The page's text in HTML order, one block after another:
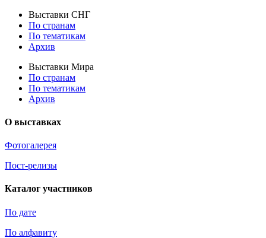
Выставки СНГ
По странам
По тематикам
Архив
Выставки Мира
По странам
По тематикам
Архив
О выставках
Фотогалерея
Пост-релизы
Каталог участников
По дате
По алфавиту